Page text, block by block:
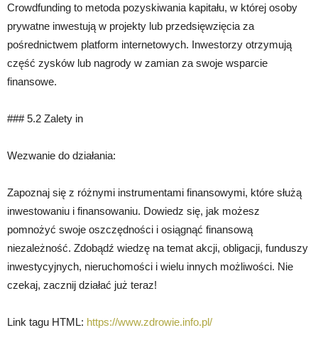
Crowdfunding to metoda pozyskiwania kapitału, w której osoby
prywatne inwestują w projekty lub przedsięwzięcia za
pośrednictwem platform internetowych. Inwestorzy otrzymują
część zysków lub nagrody w zamian za swoje wsparcie
finansowe.
### 5.2 Zalety in
Wezwanie do działania:
Zapoznaj się z różnymi instrumentami finansowymi, które służą
inwestowaniu i finansowaniu. Dowiedz się, jak możesz
pomnożyć swoje oszczędności i osiągnąć finansową
niezależność. Zdobądź wiedzę na temat akcji, obligacji, funduszy
inwestycyjnych, nieruchomości i wielu innych możliwości. Nie
czekaj, zacznij działać już teraz!
Link tagu HTML: https://www.zdrowie.info.pl/